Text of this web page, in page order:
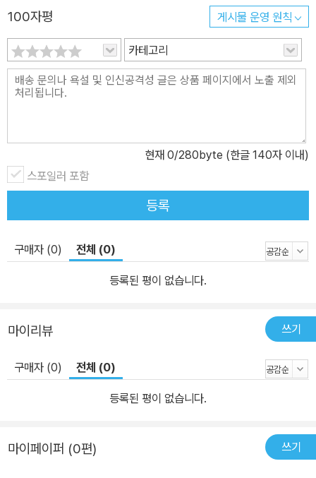
100자평 게시물 운영 원칙
카테고리
현재 0/280byte (한글 140자 이내)
스포일러 포함
등록
구매자 (0) 전체 (0)
등록된 평이 없습니다.
마이리뷰 쓰기
구매자 (0) 전체 (0)
등록된 평이 없습니다.
마이페이퍼 (0편) 쓰기